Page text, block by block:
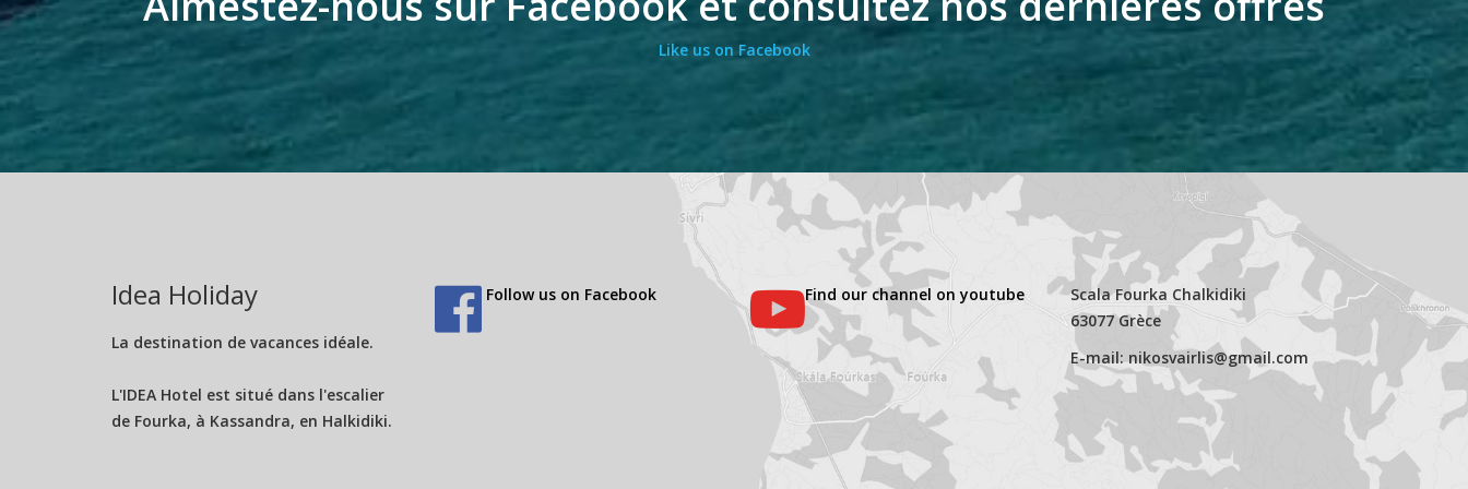
Like us on Facebook
Idea Holiday
La destination de vacances idéale.
L'IDEA Hotel est situé dans l'escalier
de Fourka, à Kassandra, en Halkidiki.
Follow us on Facebook Find our channel on youtube
Scala Fourka Chalkidiki
63077 Grèce
E-mail: nikosvairlis@gmail.com